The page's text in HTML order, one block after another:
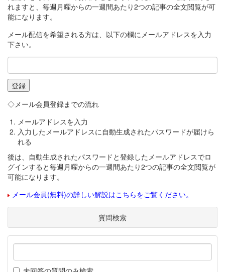
れますと、毎週月曜からの一週間あたり2つの記事の全文閲覧が可
能になります。
メール配信を希望される方は、以下の欄にメールアドレスを入力
下さい。
◇メール会員登録までの流れ
メールアドレスを入力
入力したメールアドレスに自動生成されたパスワードが届けら
れる
後は、自動生成されたパスワードと登録したメールアドレスでロ
グインすると毎週月曜からの一週間あたり2つの記事の全文閲覧が
可能になります。
メール会員(無料)の詳しい解説はこちらをご覧ください。
質問検索